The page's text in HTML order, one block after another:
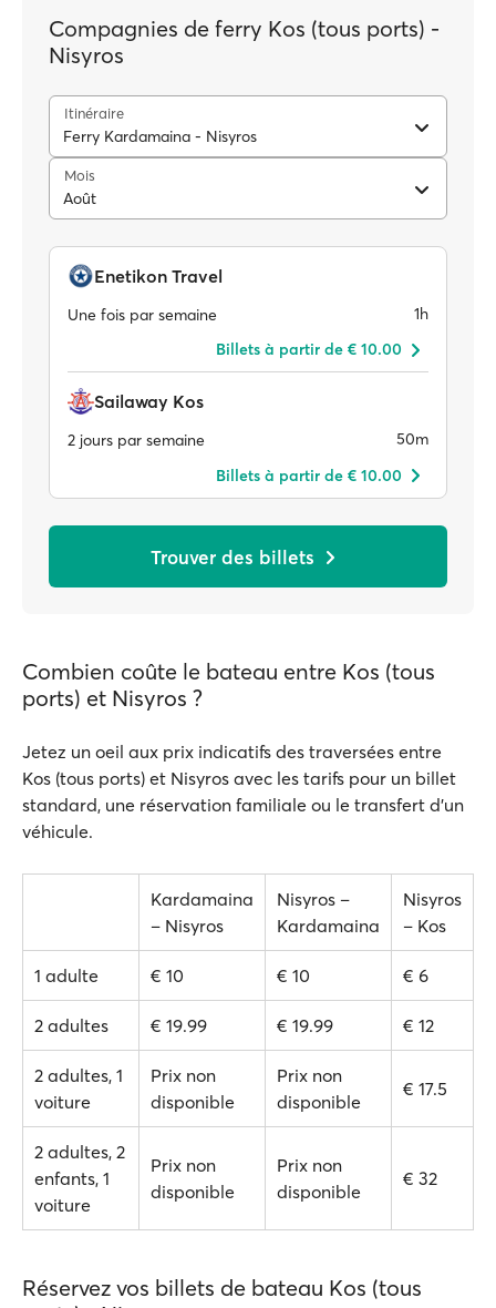
Compagnies de ferry Kos (tous ports) -
Nisyros
Itinéraire
Ferry Kardamaina - Nisyros
Mois
Août
Enetikon Travel
Une fois par semaine
1h
Billets à partir de € 10.00
Sailaway Kos
2 jours par semaine
50m
Billets à partir de € 10.00
Trouver des billets
Combien coûte le bateau entre Kos (tous
ports) et Nisyros ?
Jetez un oeil aux prix indicatifs des traversées entre
Kos (tous ports) et Nisyros avec les tarifs pour un billet
standard, une réservation familiale ou le transfert d'un
véhicule.
Kardamaina
– Nisyros
Nisyros –
Kardamaina
Nisyros
– Kos
1 adulte € 10 € 10 € 6
2 adultes € 19.99 € 19.99 € 12
2 adultes, 1
voiture
Prix non
disponible
Prix non
disponible
€ 17.5
2 adultes, 2
enfants, 1
voiture
Prix non
disponible
Prix non
disponible
€ 32
Réservez vos billets de bateau Kos (tous